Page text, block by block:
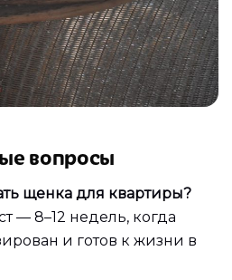
вопросы
щенка для квартиры?
— 8–12 недель, когда
и готов к жизни в